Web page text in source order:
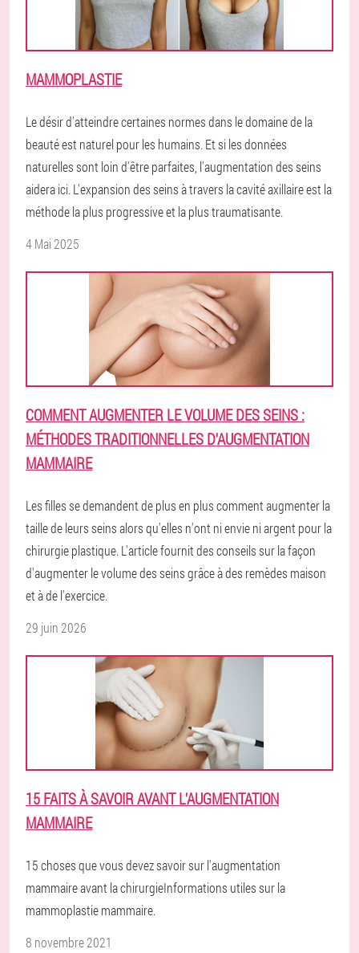
MAMMOPLASTIE
Le désir d'atteindre certaines normes dans le domaine de la
beauté est naturel pour les humains. Et si les données
naturelles sont loin d'être parfaites, l'augmentation des seins
aidera ici. L'expansion des seins à travers la cavité axillaire est la
méthode la plus progressive et la plus traumatisante.
4 Mai 2025
COMMENT AUGMENTER LE VOLUME DES SEINS :
MÉTHODES TRADITIONNELLES D'AUGMENTATION
MAMMAIRE
Les filles se demandent de plus en plus comment augmenter la
taille de leurs seins alors qu'elles n'ont ni envie ni argent pour la
chirurgie plastique. L'article fournit des conseils sur la façon
d'augmenter le volume des seins grâce à des remèdes maison
et à de l'exercice.
29 juin 2026
15 FAITS À SAVOIR AVANT L'AUGMENTATION
MAMMAIRE
15 choses que vous devez savoir sur l'augmentation
mammaire avant la chirurgieInformations utiles sur la
mammoplastie mammaire.
8 novembre 2021